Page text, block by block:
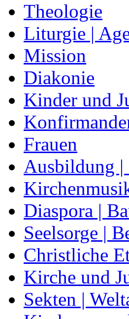
Theologie
Liturgie |
Mission
Diakonie
Kinder und
Frauen
Ausbildung
Diaspora |
Seelsorge |
Christliche
Kirche und
Sekten |